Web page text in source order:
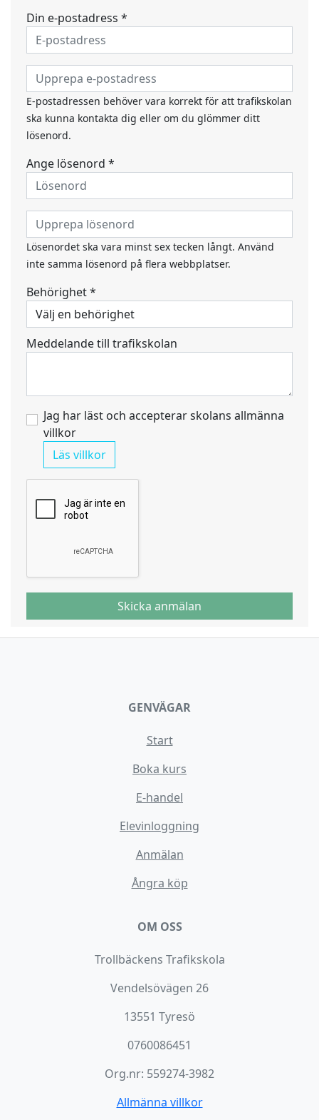
Din e-postadress *
E-postadressen behöver vara korrekt för att trafikskolan
ska kunna kontakta dig eller om du glömmer ditt
lösenord.
Ange lösenord *
Lösenordet ska vara minst sex tecken långt. Använd
inte samma lösenord på flera webbplatser.
Behörighet *
Meddelande till trafikskolan
Jag har läst och accepterar skolans allmänna
villkor
Läs villkor
Skicka anmälan
GENVÄGAR
Start
Boka kurs
E-handel
Elevinloggning
Anmälan
Ångra köp
OM OSS
Trollbäckens Trafikskola
Vendelsövägen 26
13551 Tyresö
0760086451
Org.nr: 559274-3982
Allmänna villkor